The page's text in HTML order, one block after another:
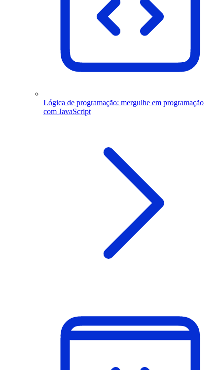
Lógica de programação: mergulhe em programação
com JavaScript